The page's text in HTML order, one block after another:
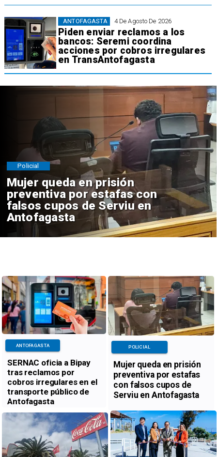
4 De Agosto De 2026
Piden enviar reclamos a los
bancos: Seremi coordina
acciones por cobros irregulares
en TransAntofagasta
ANTOFAGASTA
Mujer queda en prisión
preventiva por estafas con
falsos cupos de Serviu en
Antofagasta
Policial
SERNAC oficia a Bipay
tras reclamos por
cobros irregulares en el
transporte público de
Antofagasta
ANTOFAGASTA
Mujer queda en prisión
preventiva por estafas
con falsos cupos de
Serviu en Antofagasta
POLICIAL